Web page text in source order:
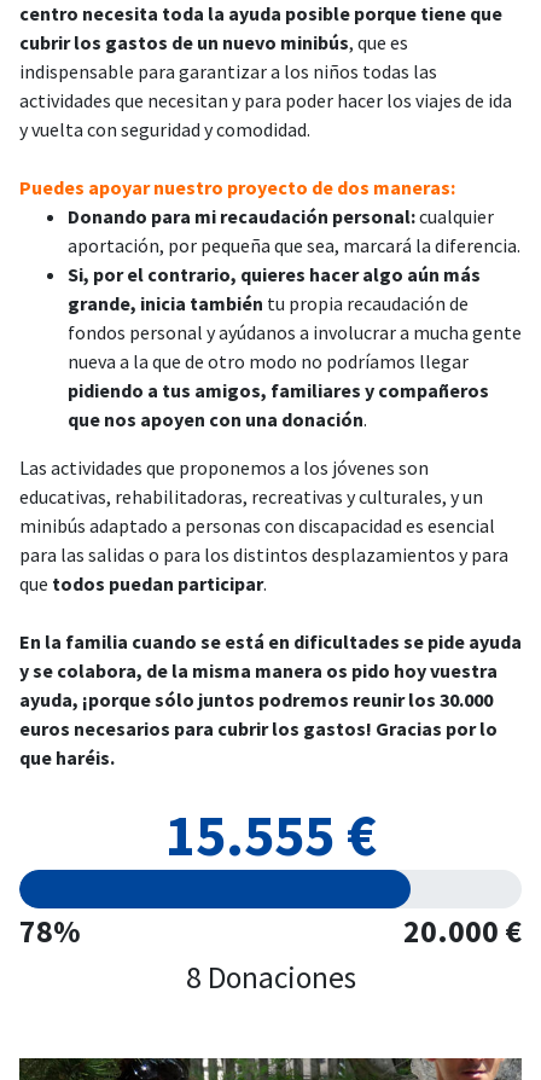
centro necesita toda la ayuda posible porque tiene que
cubrir los gastos de un nuevo minibús, que es
indispensable para garantizar a los niños todas las
actividades que necesitan y para poder hacer los viajes de ida
y vuelta con seguridad y comodidad.
Puedes apoyar nuestro proyecto de dos maneras:
Donando para mi recaudación personal:cualquier
aportación, por pequeña que sea, marcará la diferencia.
Si, por el contrario, quieres hacer algo aún más
grande, inicia también tu propia recaudación de
fondos personal y ayúdanos a involucrar a mucha gente
nueva a la que de otro modo no podríamos llegar
pidiendo a tus amigos, familiares y compañeros
que nos apoyen con una donación.
Las actividades que proponemos a los jóvenes son
educativas, rehabilitadoras, recreativas y culturales, y un
minibús adaptado a personas con discapacidad es esencial
para las salidas o para los distintos desplazamientos y para
que todos puedan participar.
En la familia cuando se está en dificultades se pide ayuda
y se colabora, de la misma manera os pido hoy vuestra
ayuda, ¡porque sólo juntos podremos reunir los 30.000
euros necesarios para cubrir los gastos! Gracias por lo
que haréis.
15.555 €
78%
20.000 €
8 Donaciones